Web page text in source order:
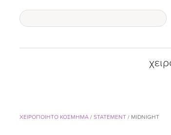
ΧΕΙΡΟΠΟΙΗΤΟ ΚΟΣΜΗΜΑ/STATEMENT/ MIDNIGHT